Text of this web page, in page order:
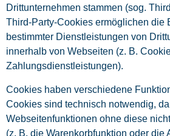
Drittunternehmen stammen (sog.
Third-Party-Cookies ermöglichen die
bestimmter Dienstleistungen von
innerhalb von Webseiten (z. B.
Zahlungsdienstleistungen).
Cookies haben verschiedene
Cookies sind technisch notwendig,
Webseitenfunktionen ohne diese
(z. B. die Warenkorbfunktion oder die